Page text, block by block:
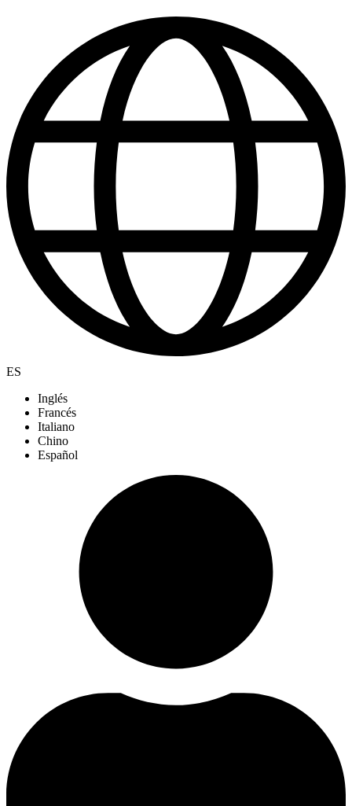
ES
Inglés
Francés
Italiano
Chino
Español